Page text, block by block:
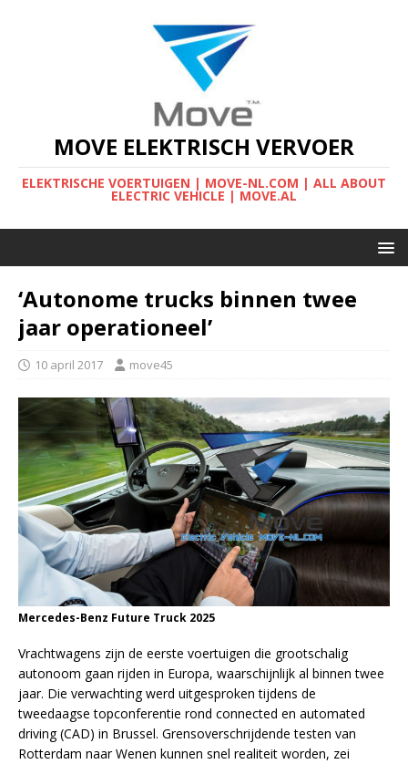
MOVE ELEKTRISCH VERVOER
ELEKTRISCHE VOERTUIGEN | MOVE-NL.COM | ALL ABOUT
ELECTRIC VEHICLE | MOVE.AL
‘Autonome trucks binnen twee
jaar operationeel’
10 april 2017 move45
Mercedes-Benz Future Truck 2025
Vrachtwagens zijn de eerste voertuigen die grootschalig
autonoom gaan rijden in Europa, waarschijnlijk al binnen twee
jaar. Die verwachting werd uitgesproken tijdens de
tweedaagse topconferentie rond connected en automated
driving (CAD) in Brussel. Grensoverschrijdende testen van
Rotterdam naar Wenen kunnen snel realiteit worden, zei